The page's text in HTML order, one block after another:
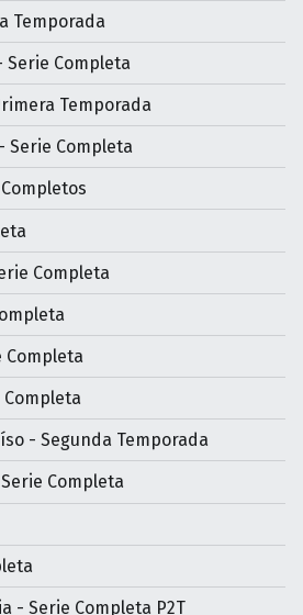
Temporada
Serie Completa
Temporada
Serie Completa
Completa
Completa
Completa
- Segunda Temporada
Completa
- Serie Completa P2T